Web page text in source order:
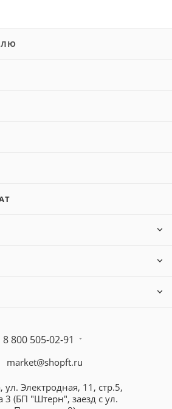
8 800 505-02-91
market@shopft.ru
ул. Электродная, 11, стр.5,
3 (БП "Штерн", заезд с ул.